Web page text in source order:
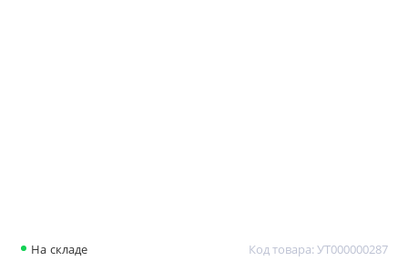
На складе Код товара: УТ000000287